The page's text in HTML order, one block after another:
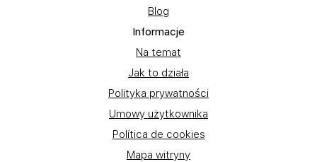
Blog
Informacje
Na temat
Jak to działa
Polityka prywatności
Umowy użytkownika
Política de cookies
Mapa witryny